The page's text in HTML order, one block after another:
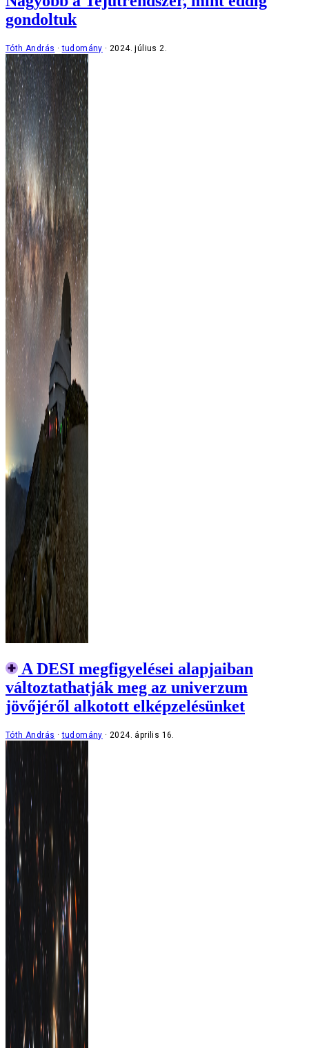
gondoltuk
Tóth András tudomány 2024. július 2.
A DESI megfigyelései alapjaiban
változtathatják meg az univerzum
jövőjéről alkotott elképzelésünket
Tóth András tudomány 2024. április 16.